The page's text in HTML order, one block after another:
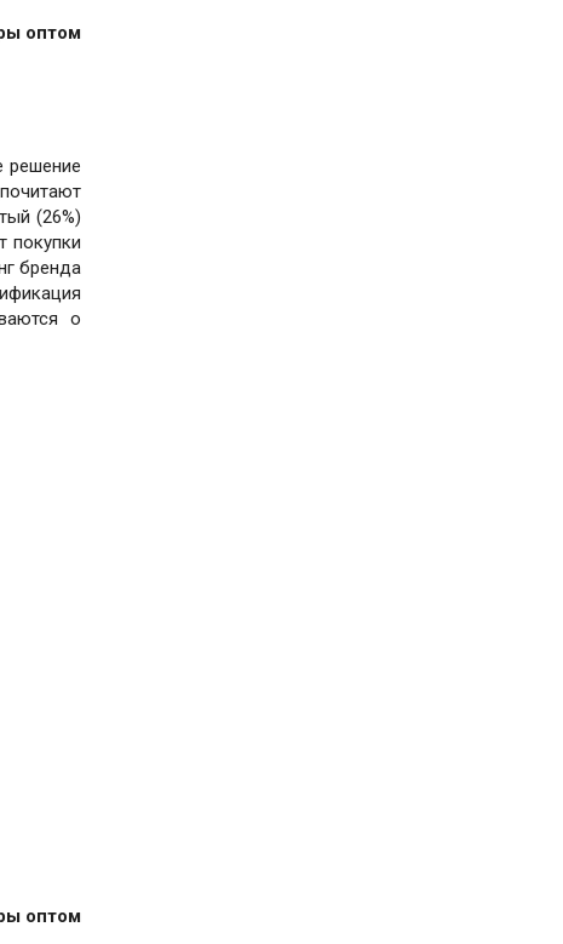
оптом
решение
(26%)
покупки
бренда
о
оптом